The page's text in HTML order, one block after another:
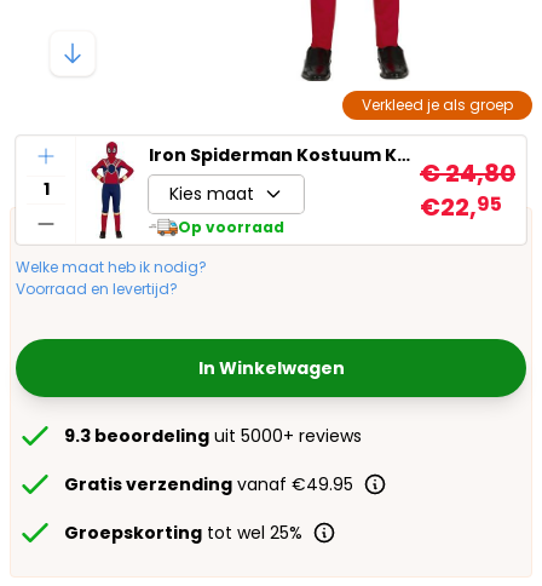
Verkleed je als groep
Aantal
Iron Spiderman Kostuum Kind
Kies maat
Op voorraad
€ 24,80
€22,95
Welke maat heb ik nodig?
Voorraad en levertijd?
In Winkelwagen
9.3 beoordeling uit 5000+ reviews
Gratis verzending vanaf €49.95
Groepskorting tot wel 25%